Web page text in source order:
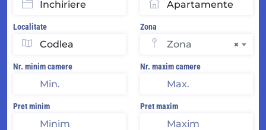
Localitate Zona
×
Zona
Nr. minim camere Nr. maxim camere
Pret minim Pret maxim